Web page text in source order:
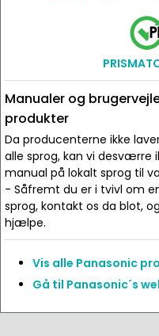
Manualer og
produkter
Da producenterne ikke
alle sprog, kan vi desværre
manual på lokalt sprog til
- Såfremt du er i tvivl om
sprog, kontakt os da blot,
hjælpe.
Vis alle Panasonic
Gå til Panasonic´s